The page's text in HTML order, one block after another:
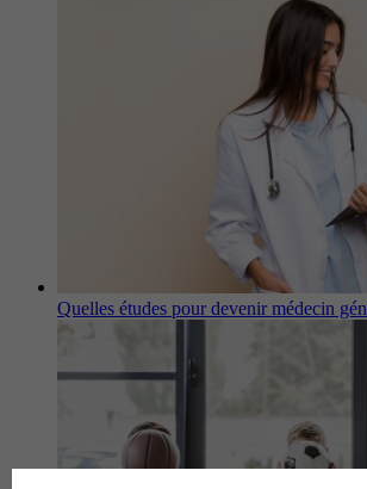
Quelles études pour devenir médecin